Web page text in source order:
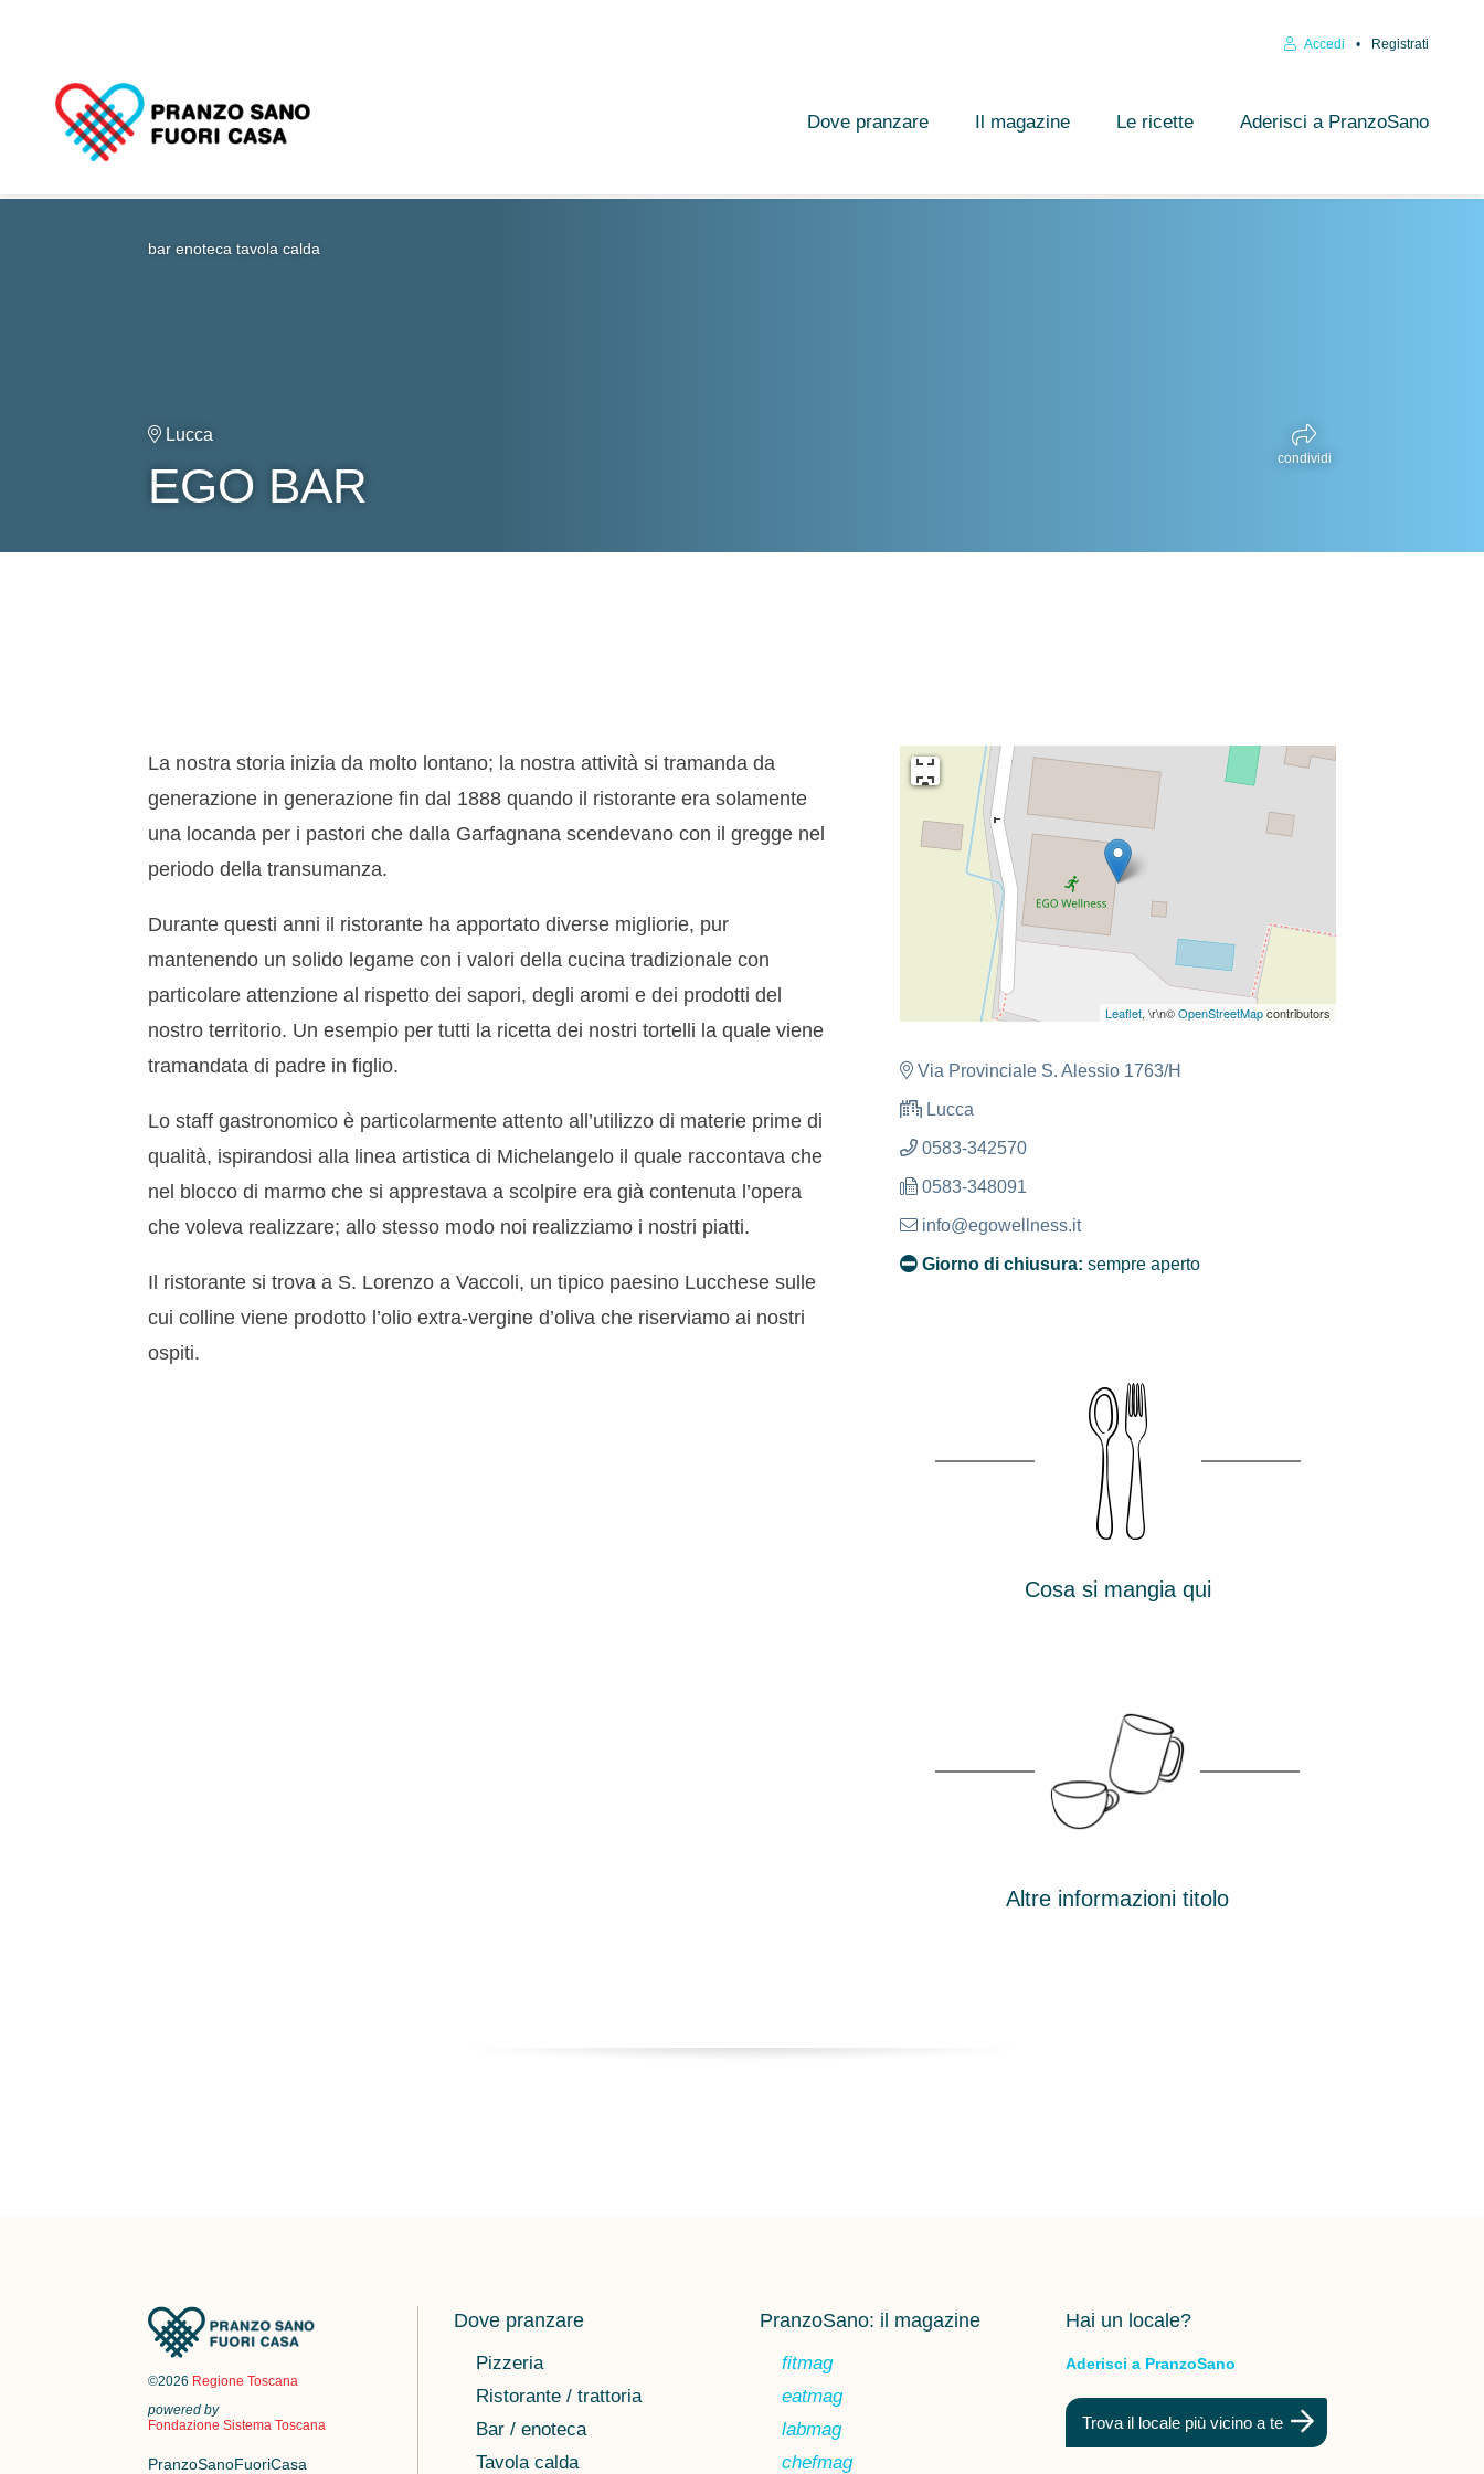
Accedi Registrati
Dove pranzare Il magazine Le ricette Aderisci a PranzoSano
bar enoteca tavola calda
Lucca
EGO BAR condividi
La nostra storia inizia da molto lontano; la nostra attività si tramanda da
generazione in generazione fin dal 1888 quando il ristorante era solamente
una locanda per i pastori che dalla Garfagnana scendevano con il gregge nel
periodo della transumanza.
Durante questi anni il ristorante ha apportato diverse migliorie, pur
mantenendo un solido legame con i valori della cucina tradizionale con
particolare attenzione al rispetto dei sapori, degli aromi e dei prodotti del
nostro territorio. Un esempio per tutti la ricetta dei nostri tortelli la quale viene
tramandata di padre in figlio.
Lo staff gastronomico è particolarmente attento all’utilizzo di materie prime di
qualità, ispirandosi alla linea artistica di Michelangelo il quale raccontava che
nel blocco di marmo che si apprestava a scolpire era già contenuta l’opera
che voleva realizzare; allo stesso modo noi realizziamo i nostri piatti.
Il ristorante si trova a S. Lorenzo a Vaccoli, un tipico paesino Lucchese sulle
cui colline viene prodotto l’olio extra-vergine d’oliva che riserviamo ai nostri
ospiti.
Leaflet, \r\n©OpenStreetMapcontributors
Via Provinciale S. Alessio 1763/H
Lucca
0583-342570
0583-348091
info@egowellness.it
Giorno di chiusura: sempre aperto
Cosa si mangia qui
Altre informazioni titolo
©2026 Regione Toscana
powered by
Fondazione Sistema Toscana
PranzoSanoFuoriCasa
Dove pranzare
Pizzeria
Ristorante / trattoria
Bar / enoteca
Tavola calda
PranzoSano: il magazine
fitmag
eatmag
labmag
chefmag
Hai un locale?
Aderisci a PranzoSano
Trova il locale più vicino a te